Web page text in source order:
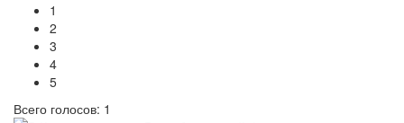
1
2
3
4
5
Всего голосов: 1